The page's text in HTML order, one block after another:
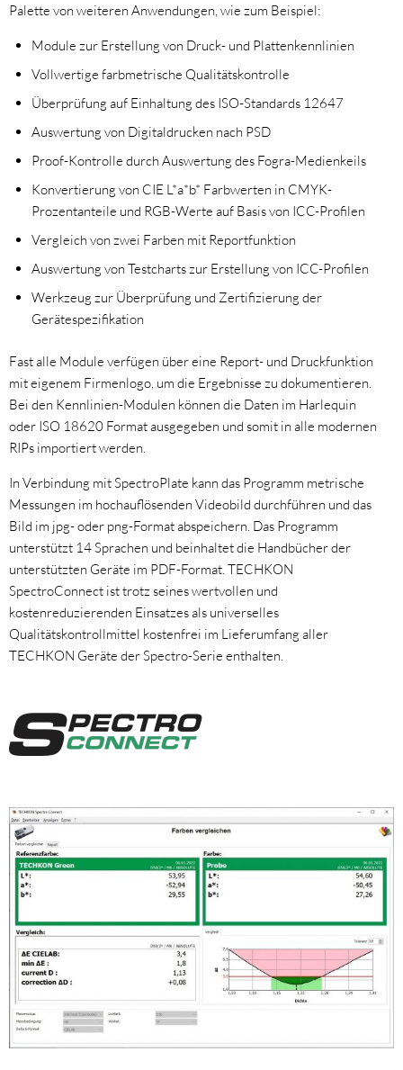
Palette von weiteren Anwendungen, wie zum Beispiel:
Module zur Erstellung von Druck- und Plattenkennlinien
Vollwertige farbmetrische Qualitätskontrolle
Überprüfung auf Einhaltung des ISO-Standards 12647
Auswertung von Digitaldrucken nach PSD
Proof-Kontrolle durch Auswertung des Fogra-Medienkeils
Konvertierung von CIE L*a*b* Farbwerten in CMYK-
Prozentanteile und RGB-Werte auf Basis von ICC-Profilen
Vergleich von zwei Farben mit Reportfunktion
Auswertung von Testcharts zur Erstellung von ICC-Profilen
Werkzeug zur Überprüfung und Zertifizierung der
Gerätespezifikation
Fast alle Module verfügen über eine Report- und Druckfunktion
mit eigenem Firmenlogo, um die Ergebnisse zu dokumentieren.
Bei den Kennlinien-Modulen können die Daten im Harlequin
oder ISO 18620 Format ausgegeben und somit in alle modernen
RIPs importiert werden.
In Verbindung mit SpectroPlate kann das Programm metrische
Messungen im hochauflösenden Videobild durchführen und das
Bild im jpg- oder png-Format abspeichern. Das Programm
unterstützt 14 Sprachen und beinhaltet die Handbücher der
unterstützten Geräte im PDF-Format. TECHKON
SpectroConnect ist trotz seines wertvollen und
kostenreduzierenden Einsatzes als universelles
Qualitätskontrollmittel kostenfrei im Lieferumfang aller
TECHKON Geräte der Spectro-Serie enthalten.